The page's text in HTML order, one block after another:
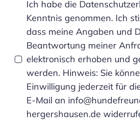
Ich habe die
Kenntnis genommen. Ich
dass meine Angaben und
Beantwortung meiner
elektronisch erhoben und
werden. Hinweis: Sie
Einwilligung jederzeit für
E-Mail an
hergershausen.de